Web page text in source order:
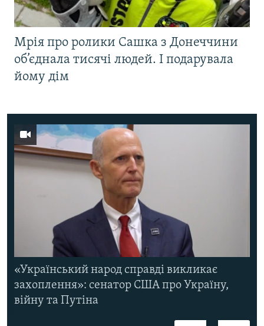
Мрія про ролики Сашка з Донеччини
об’єднала тисячі людей. І подарувала
йому дім
«Український народ справді викликає
захоплення»: сенатор США про Україну,
війну та Путіна